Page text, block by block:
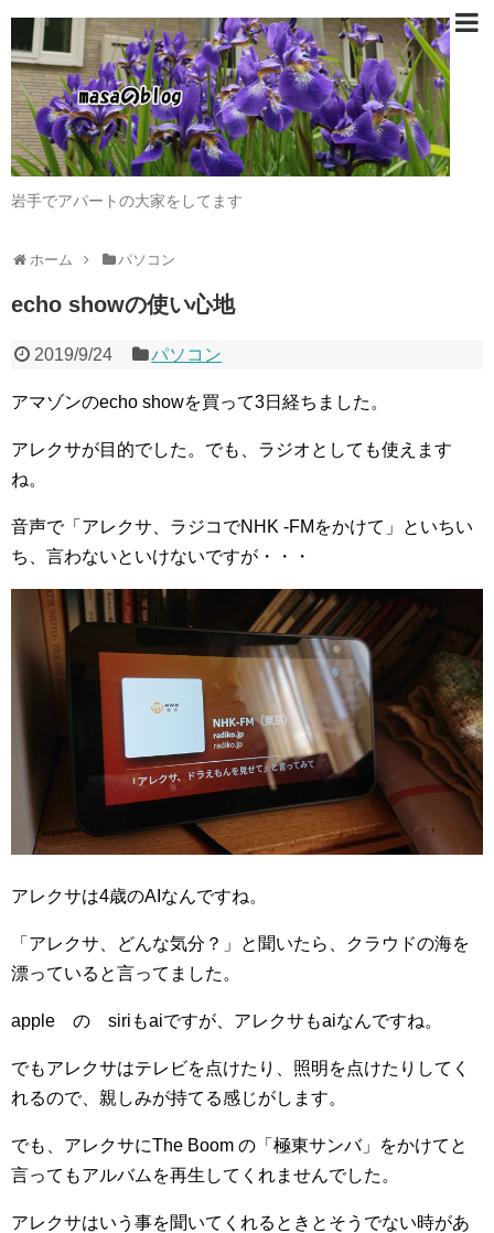
岩手でアパートの大家をしてます
ホーム パソコン
echo showの使い心地
2019/9/24 パソコン
アマゾンのecho showを買って3日経ちました。
アレクサが目的でした。でも、ラジオとしても使えます
ね。
音声で「アレクサ、ラジコでNHK -FMをかけて」といちい
ち、言わないといけないですが・・・
アレクサは4歳のAIなんですね。
「アレクサ、どんな気分？」と聞いたら、クラウドの海を
漂っていると言ってました。
apple の siriもaiですが、アレクサもaiなんですね。
でもアレクサはテレビを点けたり、照明を点けたりしてく
れるので、親しみが持てる感じがします。
でも、アレクサにThe Boom の「極東サンバ」をかけてと
言ってもアルバムを再生してくれませんでした。
アレクサはいう事を聞いてくれるときとそうでない時があ